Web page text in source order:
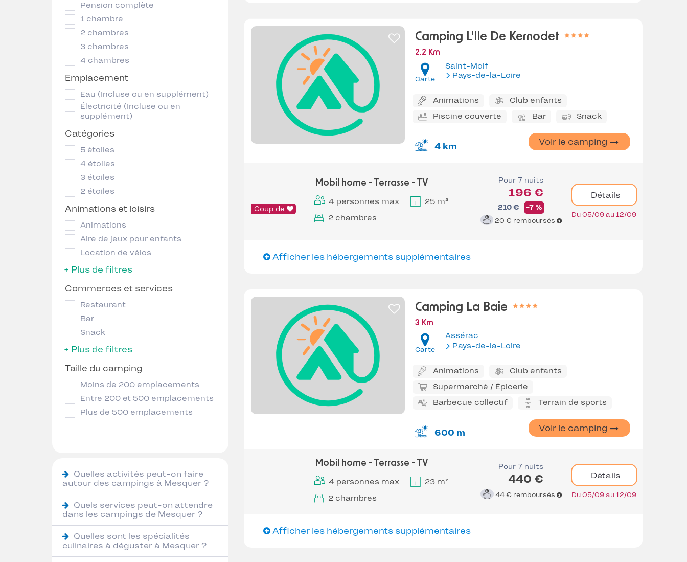
Pension complète
1 chambre
2 chambres
3 chambres
4 chambres
Emplacement
Eau (Incluse ou en supplément)
Électricité (Incluse ou en
supplément)
Catégories
5 étoiles
4 étoiles
3 étoiles
2 étoiles
Animations et loisirs
Animations
Aire de jeux pour enfants
Location de vélos
+ Plus de filtres
Commerces et services
Restaurant
Bar
Snack
+ Plus de filtres
Taille du camping
Moins de 200 emplacements
Entre 200 et 500 emplacements
Plus de 500 emplacements
Quelles activités peut-on faire
autour des campings à Mesquer ?
Quels services peut-on attendre
dans les campings de Mesquer ?
Quelles sont les spécialités
culinaires à déguster à Mesquer ?
Camping L'Ile De Kernodet
2.2 Km
Carte
Saint-Molf
Pays-de-la-Loire
Animations
Club enfants
Piscine couverte
Bar Snack
4 km Voir le camping
Coup de
Mobil home - Terrasse - TV
4 personnes max
25 m²
2 chambres
Pour 7 nuits
196 €
210 € -7 %
20 € remboursés
Détails
Du 05/09 au 12/09
Afficher les hébergements supplémentaires
Camping La Baie
3 Km
Carte
Assérac
Pays-de-la-Loire
Animations
Club enfants
Supermarché / Épicerie
Barbecue collectif
Terrain de sports
600 m Voir le camping
Mobil home - Terrasse - TV
4 personnes max
23 m²
2 chambres
Pour 7 nuits
440 €
44 € remboursés
Détails
Du 05/09 au 12/09
Afficher les hébergements supplémentaires